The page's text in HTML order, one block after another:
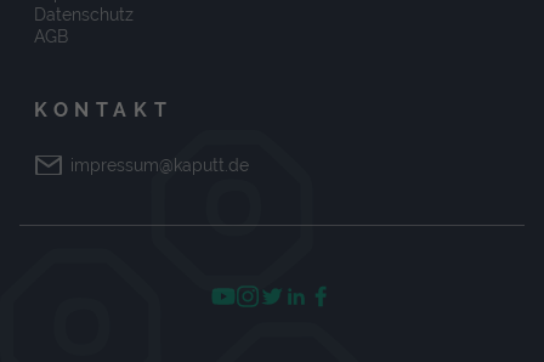
Datenschutz
AGB
KONTAKT
impressum@kaputt.de